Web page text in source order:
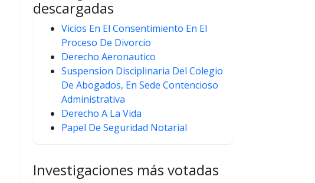
descargadas
Vicios En El Consentimiento En El
Proceso De Divorcio
Derecho Aeronautico
Suspension Disciplinaria Del Colegio
De Abogados, En Sede Contencioso
Administrativa
Derecho A La Vida
Papel De Seguridad Notarial
Investigaciones más votadas